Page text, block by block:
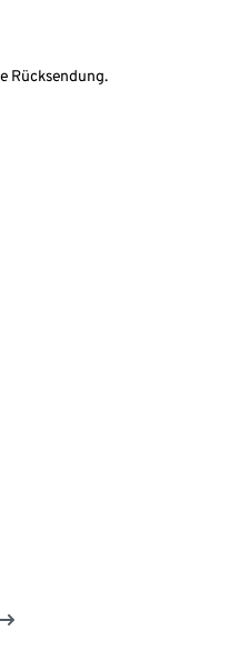
Rücksendung.